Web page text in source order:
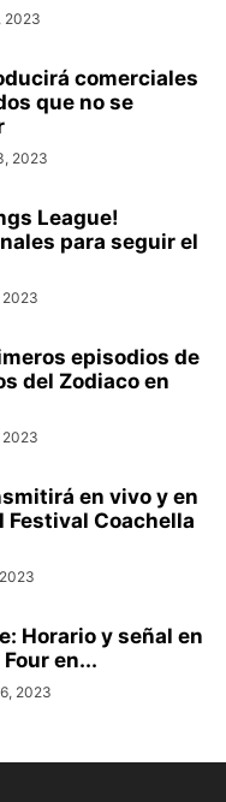
2023
comerciales
que no se
2023
League!
para seguir el
2023
episodios de
del Zodiaco en
2023
en vivo y en
Festival Coachella
Horario y señal en
en...
2023